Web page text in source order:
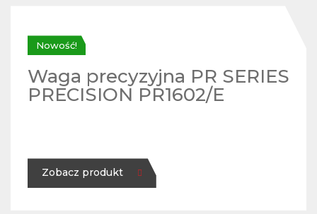
Nowość!
Waga precyzyjna PR SERIES
PRECISION PR1602/E
Zobacz produkt